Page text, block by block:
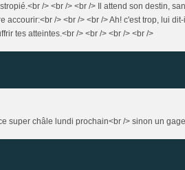
/> <br /> <br /> Il attend son destin,
accourir:<br /> <br /> <br /> Ah! c'est trop, lui
tes atteintes.<br /> <br /> <br /> <br />
super châle lundi prochain<br /> sinon un